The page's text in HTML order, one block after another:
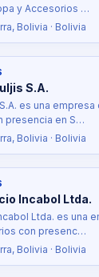
y Accesorios …
Bolivia · Bolivia
S.A.
es una
presencia en S…
Bolivia · Bolivia
Incabol Ltda.
Ltda. es una
con presenc…
Bolivia · Bolivia